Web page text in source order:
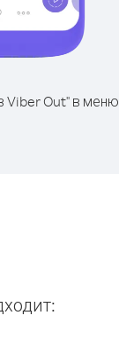
Viber Out" в меню